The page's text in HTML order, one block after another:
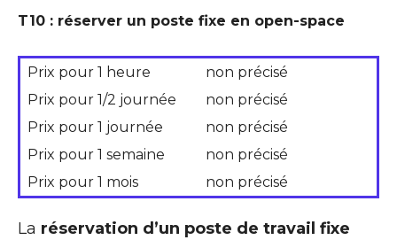
T10 : réserver un poste fixe en open-space
Prix pour 1 heure
non précisé
Prix pour 1/2 journée
non précisé
Prix pour 1 journée
non précisé
Prix pour 1 semaine
non précisé
Prix pour 1 mois
non précisé
La réservation d’un poste de travail fixe